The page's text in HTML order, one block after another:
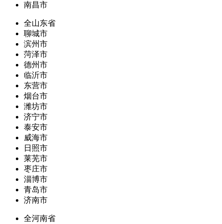
南昌市
全山东省
聊城市
滨州市
菏泽市
德州市
临沂市
东营市
烟台市
潍坊市
济宁市
泰安市
威海市
日照市
莱芜市
枣庄市
淄博市
青岛市
济南市
全河南省